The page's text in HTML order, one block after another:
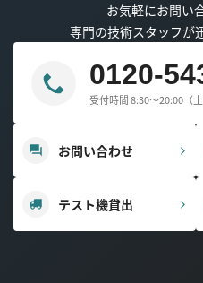
お気軽にお問い
専門の技術スタッフが
0120-
受付時間 8:30～20:00（
お問い合わせ
テスト機貸出